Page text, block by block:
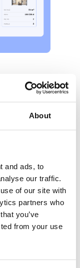
About
and ads, to
our traffic.
of our site with
partners who
you’ve
from your use
takimi jak
wszystko bez
danych.